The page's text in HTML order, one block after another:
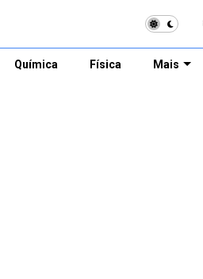
Química Física Mais